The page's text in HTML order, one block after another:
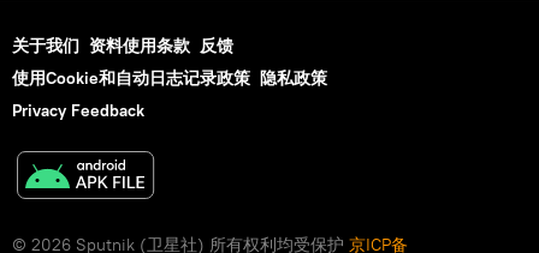
关于我们 资料使用条款 反馈
使用Cookie和自动日志记录政策 隐私政策
Privacy Feedback
© 2026 Sputnik (卫星社) 所有权利均受保护 京ICP备